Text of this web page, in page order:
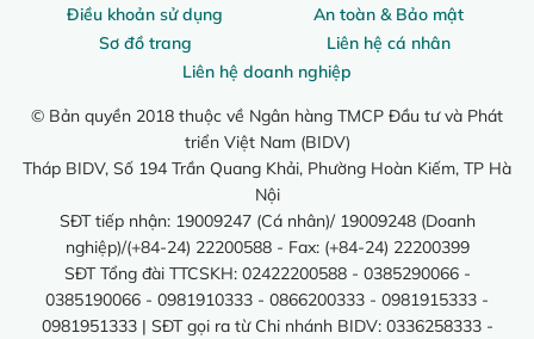
Điều khoản sử dụng
An toàn & Bảo mật
Sơ đồ trang
Liên hệ cá nhân
Liên hệ doanh nghiệp
© Bản quyền 2018 thuộc về Ngân hàng TMCP Đầu tư và Phát
triển Việt Nam (BIDV)
Tháp BIDV, Số 194 Trần Quang Khải, Phường Hoàn Kiếm, TP Hà
Nội
SĐT tiếp nhận: 19009247 (Cá nhân)/ 19009248 (Doanh
nghiệp)/(+84-24) 22200588 - Fax: (+84-24) 22200399
SĐT Tổng đài TTCSKH: 02422200588 - 0385290066 -
0385190066 - 0981910333 - 0866200333 - 0981915333 -
0981951333 | SĐT gọi ra từ Chi nhánh BIDV: 0336258333 -